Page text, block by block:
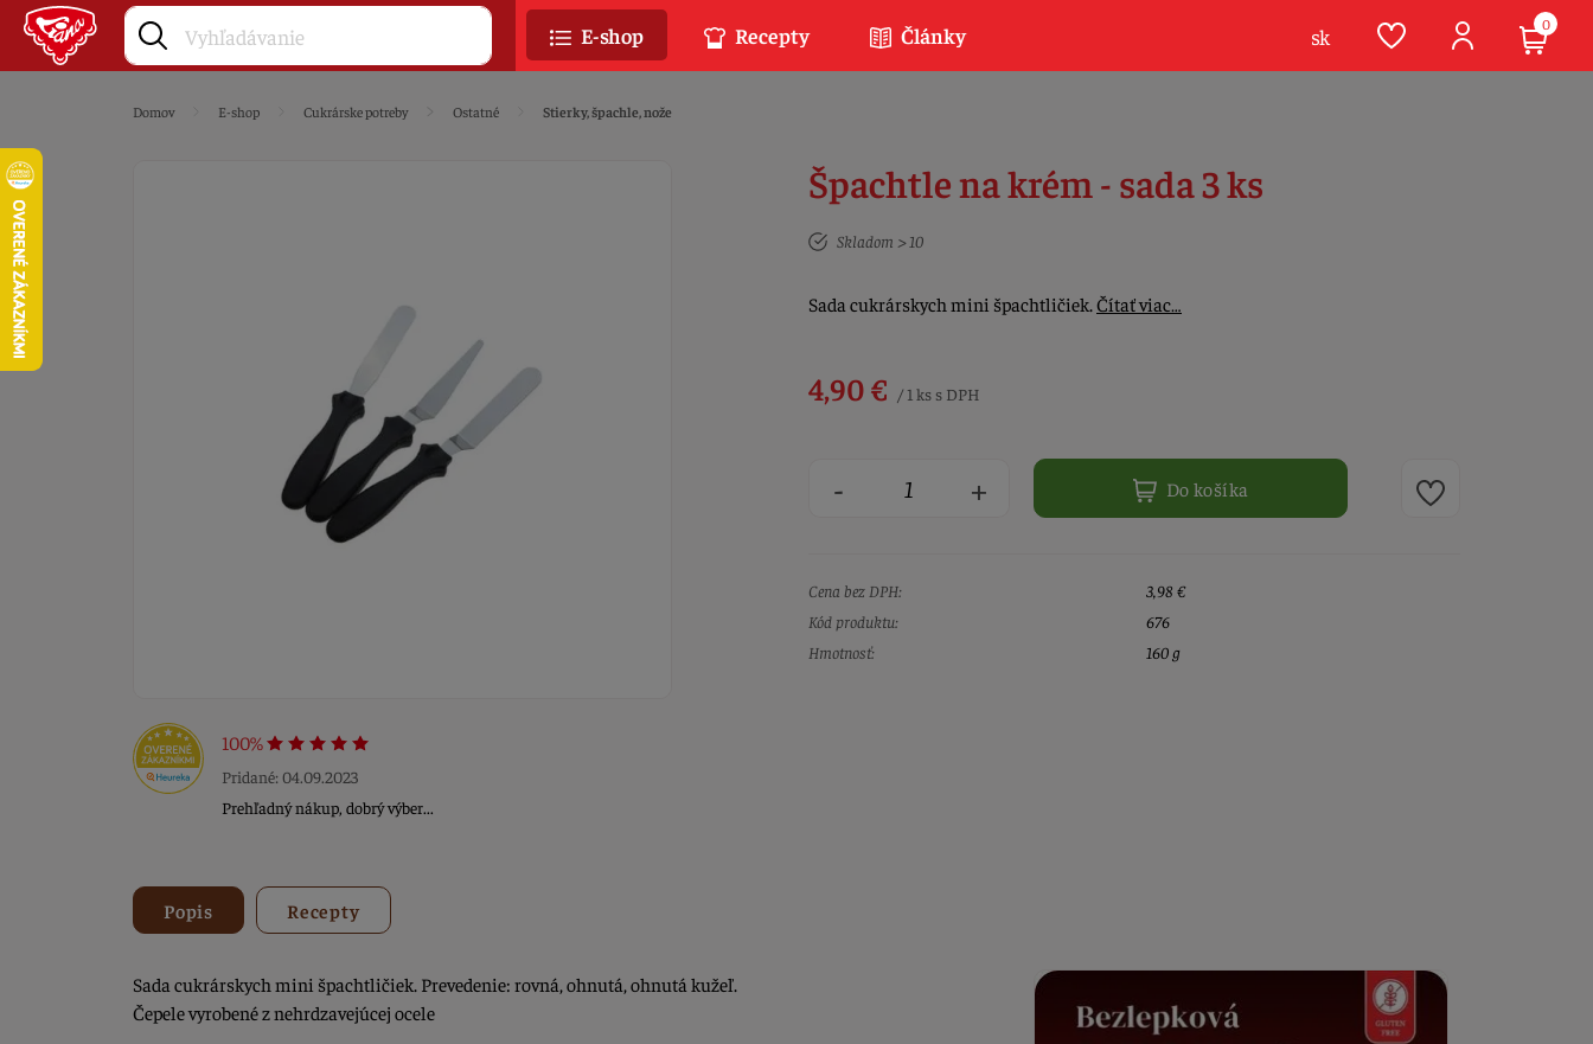
Domov E-shop Cukrárske potreby Ostatné Stierky, špachle, nože
100%
Pridané: 04.09.2023
Prehľadný nákup, dobrý výber...
Špachtle na krém - sada 3 ks
Skladom > 10
Sada cukrárskych mini špachtličiek.Čítať viac…
4,90 € / 1 ks s DPH
- + Do košíka
Cena bez DPH:
3,98 €
Kód produktu:
676
Hmotnosť:
160 g
Popis Recepty
Sada cukrárskych mini špachtličiek. Prevedenie: rovná, ohnutá, ohnutá kužeľ.
Čepele vyrobené z nehrdzavejúcej ocele
E-shop Recepty Články sk 0